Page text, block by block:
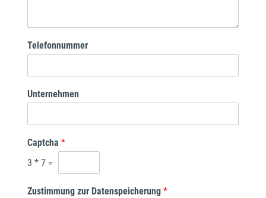
Telefonnummer
Unternehmen
Captcha *
3 * 7 =
Zustimmung zur Datenspeicherung *